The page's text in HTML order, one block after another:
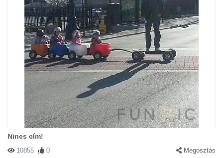
Nincs cím!
10855 0 Megosztás